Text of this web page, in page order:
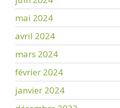
mai 2024
avril 2024
mars 2024
février 2024
janvier 2024